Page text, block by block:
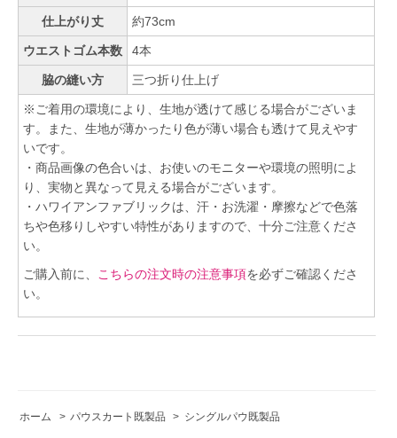
仕上がり丈 約73cm
ウエストゴム本数 4本
脇の縫い方 三つ折り仕上げ
※ご着用の環境により、生地が透けて感じる場合がございま
す。また、生地が薄かったり色が薄い場合も透けて見えやす
いです。
・商品画像の色合いは、お使いのモニターや環境の照明によ
り、実物と異なって見える場合がございます。
・ハワイアンファブリックは、汗・お洗濯・摩擦などで色落
ちや色移りしやすい特性がありますので、十分ご注意くださ
い。
ご購入前に、
こちらの注文時の注意事項を必ずご確認くださ
い。
ホーム > パウスカート既製品 > シングルパウ既製品